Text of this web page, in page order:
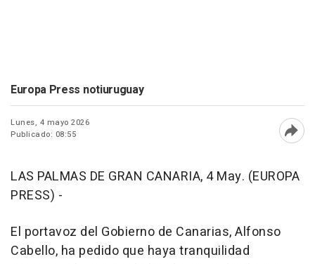
Europa Press notiuruguay
Lunes, 4 mayo 2026
Publicado: 08:55
LAS PALMAS DE GRAN CANARIA, 4 May. (EUROPA
PRESS) -
El portavoz del Gobierno de Canarias, Alfonso
Cabello, ha pedido que haya tranquilidad